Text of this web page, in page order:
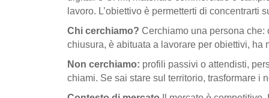
lavoro. L’obiettivo è permetterti di
Chi cerchiamo? Cerchiamo una persona
chiusura, è abituata a lavorare per obiettivi, ha
Non cerchiamo: profili passivi o attendisti,
chiami. Se sai stare sul territorio, trasformare i